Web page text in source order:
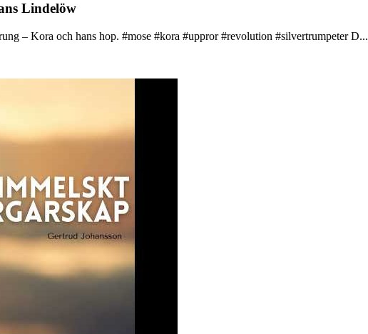
Lindelöw
– Kora och hans hop. #mose #kora #uppror #revolution #silvertrumpeter D...